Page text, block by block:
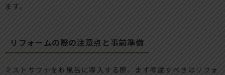
ます。
リフォームの際の注意点と事前準備
ミストサウナをお風呂に導入する際、まず考慮すべきはリフォ